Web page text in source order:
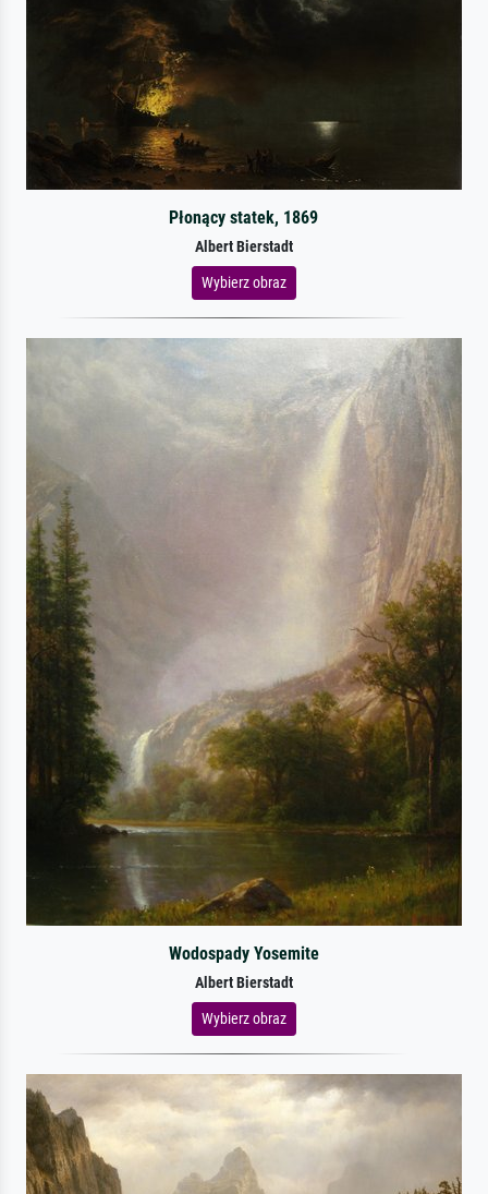
Płonący statek, 1869
Albert Bierstadt
Wybierz obraz
Wodospady Yosemite
Albert Bierstadt
Wybierz obraz